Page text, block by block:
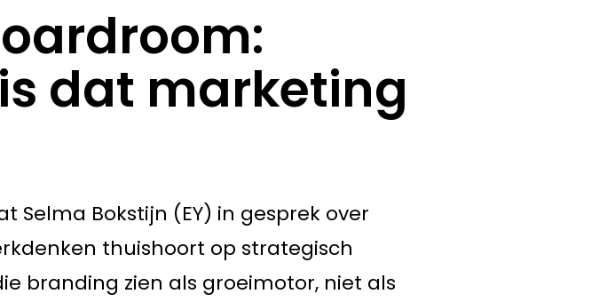
dat marketing
Selma Bokstijn (EY) in gesprek over
thuishoort op strategisch
branding zien als groeimotor, niet als